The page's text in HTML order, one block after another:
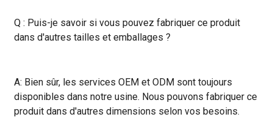
Q : Puis-je savoir si vous pouvez fabriquer ce produit
dans d'autres tailles et emballages ?
A: Bien sûr, les services OEM et ODM sont toujours
disponibles dans notre usine. Nous pouvons fabriquer ce
produit dans d'autres dimensions selon vos besoins.